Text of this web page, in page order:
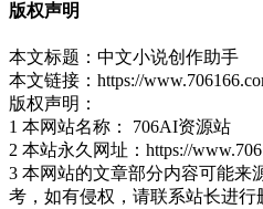
版权声明
本文标题：中文小说创作助手
本文链接：https://
版权声明：
1 本网站名称： 706AI资源站
2 本站永久网址：https://
3 本网站的文章部分内容可能来
考，如有侵权，请联系站长进行